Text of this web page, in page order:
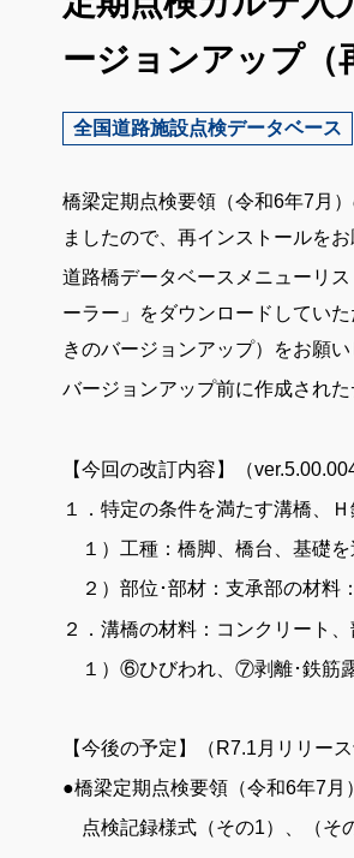
ージョンアップ（
全国道路施設点検データベース
橋梁定期点検要領（令和6年7月
ましたので、再インストールをお
道路橋データベースメニューリ
ーラー」をダウンロードしてい
きのバージョンアップ）をお願い
バージョンアップ前に作成され
【今回の改訂内容】（ver.5.00.004
１．特定の条件を満たす溝橋、
１）工種：橋脚、橋台、基礎を
２）部位･部材：支承部の材料
２．溝橋の材料：コンクリート
１）⑥ひびわれ、⑦剥離･鉄筋
【今後の予定】（R7.1月リリース
●橋梁定期点検要領（令和6年7月）
点検記録様式（その1）、（そ